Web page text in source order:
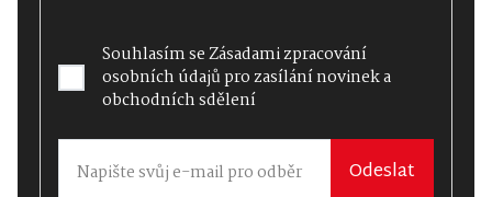
Souhlasím seZásadami zpracování
osobních údajůpro zasílání novinek a
obchodních sdělení
Odeslat